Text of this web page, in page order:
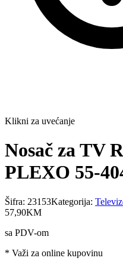
Klikni za uvećanje
Nosač za TV
PLEXO 55-
Šifra: 23153Kategorija:
57,90KM
sa PDV-om
* Važi za online kupovinu